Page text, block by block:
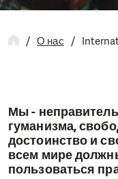
О нас
Мы -
гуманизма,
достоинство и
всем мире
пользоваться